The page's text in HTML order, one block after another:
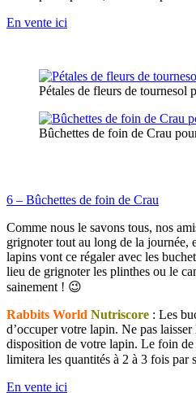
En vente ici
Pétales de fleurs de tournesol
Bûchettes de foin de Crau
6 – Bûchettes de foin de Crau
Comme nous le savons tous, nos
grignoter tout au long de la journée,
lapins vont ce régaler avec les
lieu de grignoter les plinthes ou le
sainement ! 😉
Rabbits World Nutriscore : Les
d’occuper votre lapin. Ne pas laisser
disposition de votre lapin. Le foin
limitera les quantités à 2 à 3 fois par
En vente ici